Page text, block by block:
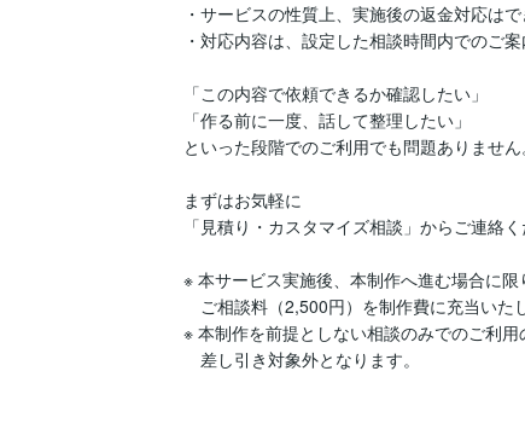
・サービスの性質上、実施後の返金対応はで
・対応内容は、設定した相談時間内でのご案
「この内容で依頼できるか確認したい」
「作る前に一度、話して整理したい」
といった段階でのご利用でも問題ありません
まずはお気軽に
「見積り・カスタマイズ相談」からご連絡く
※ 本サービス実施後、本制作へ進む場合に限
ご相談料（2,500円）を制作費に充当いた
※ 本制作を前提としない相談のみでのご利用
差し引き対象外となります。